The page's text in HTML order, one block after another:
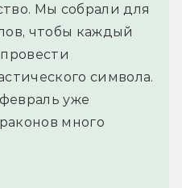
Мы собрали для
чтобы каждый
символа.
уже
много